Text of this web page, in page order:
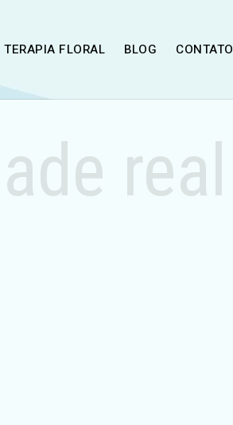
TERAPIA FLORAL BLOG CONTATO
real